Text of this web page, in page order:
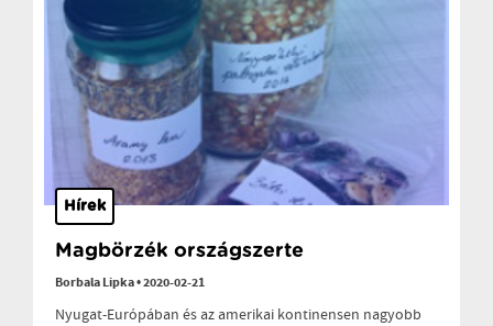
Hírek
Magbörzék országszerte
Borbala Lipka•2020-02-21
Nyugat-Európában és az amerikai kontinensen nagyobb